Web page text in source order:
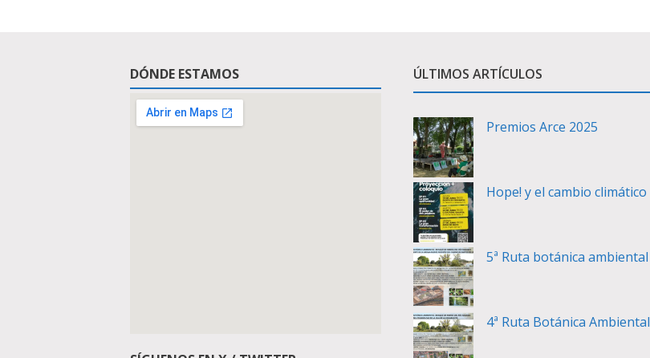
DÓNDE ESTAMOS ÚLTIMOS ARTÍCULOS
Premios Arce 2025
Hope! y el cambio climático
5ª Ruta botánica ambiental
4ª Ruta Botánica Ambiental